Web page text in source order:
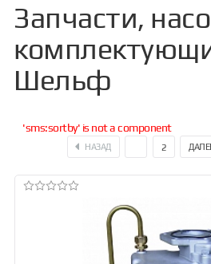
Запчасти,
Шельф
'sms:sortby' is not a component
НАЗАД 2